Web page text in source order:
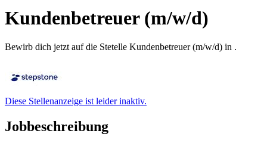
Kundenbetreuer (m/w/d)
Bewirb dich jetzt auf die Stetelle Kundenbetreuer (m/w/d) in .
Diese Stellenanzeige ist leider inaktiv.
Jobbeschreibung